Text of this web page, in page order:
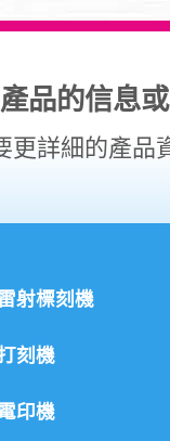
品的信息
更詳細的產品
射標刻機
刻機
印機